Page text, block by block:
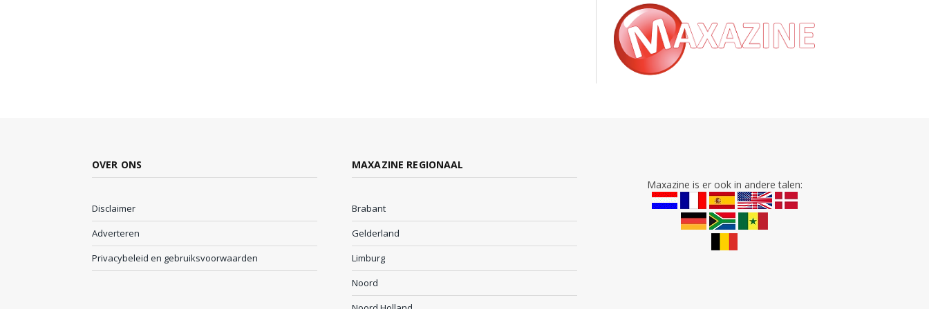
OVER ONS
Disclaimer
Adverteren
Privacybeleid en gebruiksvoorwaarden
MAXAZINE REGIONAAL
Brabant
Gelderland
Limburg
Noord
Maxazine is er ook in andere talen: